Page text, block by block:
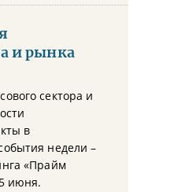
и рынка
сектора и
в
недели –
«Прайм
июня.